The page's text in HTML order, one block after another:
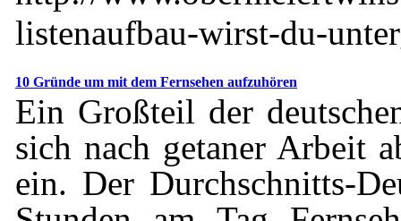
listenaufbau-wirst-du-
10 Gründe um mit dem Fernsehen aufzuhören
Ein Großteil der
sich nach getaner Arbeit
ein. Der Durchschnitts-